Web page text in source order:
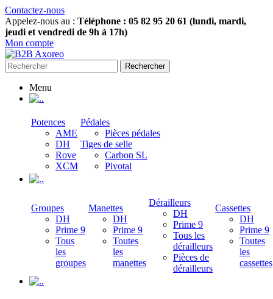
Contactez-nous
Appelez-nous au : Téléphone : 05 82 95 20 61 (lundi, mardi,
jeudi et vendredi de 9h à 17h)
Mon compte
Rechercher
Menu
.
Potences
AME
DH
Rove
XCM
Pédales
Pièces pédales
Tiges de selle
Carbon SL
Pivotal
.
Groupes
DH
Prime 9
Tous
les
groupes
Manettes
DH
Prime 9
Toutes
les
manettes
Dérailleurs
DH
Prime 9
Tous les
dérailleurs
Pièces de
dérailleurs
Cassettes
DH
Prime 9
Toutes
les
cassettes
.